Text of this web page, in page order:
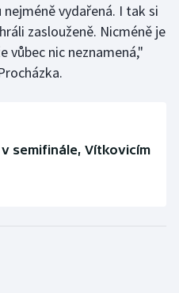
vydařená. I tak si
zaslouženě. Nicméně je
vůbec nic neznamená,"
semifinále, Vítkovicím